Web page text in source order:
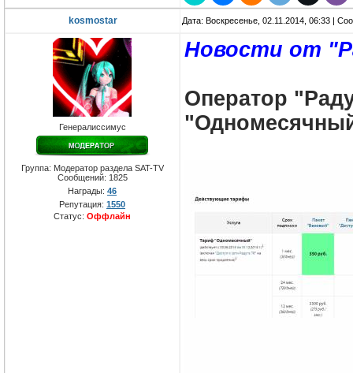
kosmostar Дата: Воскресенье, 02.11.2014, 06:33 |
Генералиссимус
Группа: Модератор раздела SAT-TV
Сообщений: 1825
Награды: 46
Репутация: 1550
Статус: Оффлайн
Новости от
Оператор